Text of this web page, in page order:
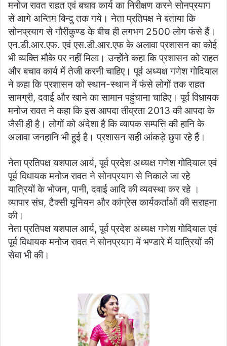
मनोज रावत राहत एवं बचाव कार्य का निरीक्षण करने सोनप्रयाग
से आगे अन्तिम बिन्दु तक गये। नेता प्रतिपक्ष ने बताया कि
सोनप्रयाग से गौरीकुण्ड के बीच ही लगभग 2500 लोग फंसे हैं।
एन.डी.आर.एफ. एवं एस.डी.आर.एफ के अलावा प्रशासन का कोई
भी व्यक्ति मौके पर नहीं मिला। उन्होेंने कहा कि प्रशासन को राहत
और बचाव कार्य में तेजी करनी चाहिए। पूर्व अध्यक्ष गणेश गोदियाल
ने कहा कि प्रशासन को स्थान-स्थान में फंसे लोगों तक राहत
सामग्री, दवाई और खाने का सामान पहुंचाना चाहिए। पूर्व विधायक
मनोज रावत ने कहा कि इस आपदा तीव्रता 2013 की आपदा के
जैसी ही है। लोगों को अंदेशा है कि व्यापक सम्पत्ति की हानि के
अलावा जनहानि भी हुई है। प्रशासन सही आंकड़े छुपा रहे हैं।
नेता प्रतिपक्ष यशपाल आर्य, पूर्व प्रदेश अध्यक्ष गणेश गोदियाल एवं
पूर्व विधायक मनोज रावत ने सोनप्रयाग से निकाले जा रहे
यात्रियों के भोजन, पानी, दवाई आदि की व्यवस्था कर रहे ।
व्यापार संघ, टैक्सी यूनियन और कांग्रेस कार्यकर्ताओं की सराहना
की।
नेता प्रतिपक्ष यशपाल आर्य, पूर्व प्रदेश अध्यक्ष गणेश गोदियाल एवं
पूर्व विधायक मनोज रावत ने सोनप्रयाग में भण्डारे में यात्रियों की
सेवा भी की।